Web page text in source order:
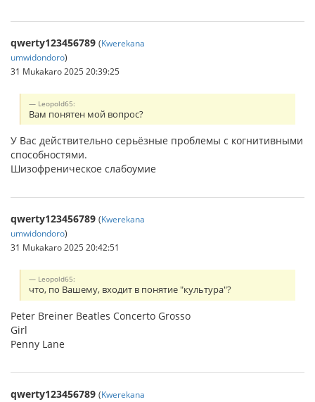
qwerty123456789 (Kwerekana
umwidondoro)
31 Mukakaro 2025 20:39:25
Leopold65:
Вам понятен мой вопрос?
У Вас действительно серьёзные проблемы с когнитивными
способностями.
Шизофреническое слабоумие
qwerty123456789 (Kwerekana
umwidondoro)
31 Mukakaro 2025 20:42:51
Leopold65:
что, по Вашему, входит в понятие "культура"?
Peter Breiner Beatles Concerto Grosso
Girl
Penny Lane
qwerty123456789 (Kwerekana